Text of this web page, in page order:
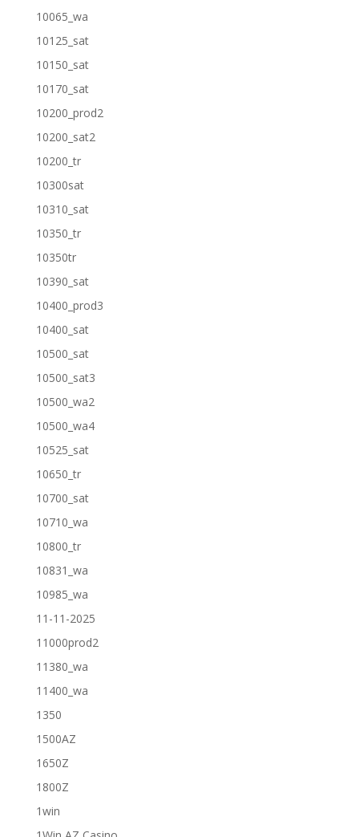
10065_wa
10125_sat
10150_sat
10170_sat
10200_prod2
10200_sat2
10200_tr
10300sat
10310_sat
10350_tr
10350tr
10390_sat
10400_prod3
10400_sat
10500_sat
10500_sat3
10500_wa2
10500_wa4
10525_sat
10650_tr
10700_sat
10710_wa
10800_tr
10831_wa
10985_wa
11-11-2025
11000prod2
11380_wa
11400_wa
1350
1500AZ
1650Z
1800Z
1win